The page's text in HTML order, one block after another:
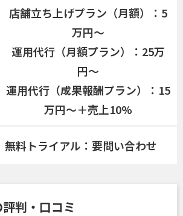
店舗立ち上げプラン（月額）：5
万円〜
運用代行（月額プラン）：25万
円〜
運用代行（成果報酬プラン）：15
万円～＋売上10%
無料トライアル：要問い合わせ
判・口コミ